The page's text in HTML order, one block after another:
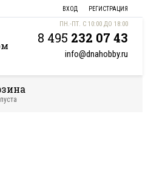
ВХОД РЕГИСТРАЦИЯ
ПН.-ПТ. С 10:00 ДО 18:00
8 495 232 07 43
info@dnahobby.ru